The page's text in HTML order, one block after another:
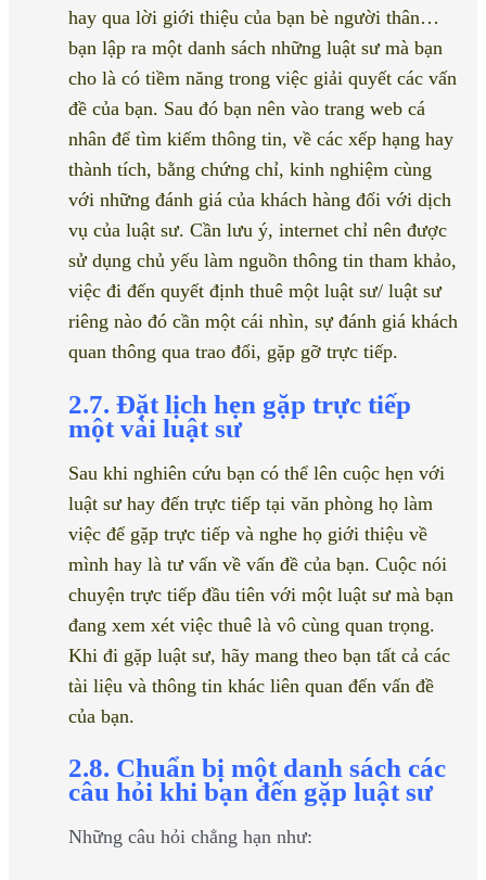
hay qua lời giới thiệu của bạn bè người thân…
bạn lập ra một danh sách những luật sư mà bạn
cho là có tiềm năng trong việc giải quyết các vấn
đề của bạn. Sau đó bạn nên vào trang web cá
nhân để tìm kiếm thông tin, về các xếp hạng hay
thành tích, bằng chứng chỉ, kinh nghiệm cùng
với những đánh giá của khách hàng đối với dịch
vụ của luật sư. Cần lưu ý, internet chỉ nên được
sử dụng chủ yếu làm nguồn thông tin tham khảo,
việc đi đến quyết định thuê một luật sư/ luật sư
riêng nào đó cần một cái nhìn, sự đánh giá khách
quan thông qua trao đổi, gặp gỡ trực tiếp.
2.7. Đặt lịch hẹn gặp trực tiếp
một vài luật sư
Sau khi nghiên cứu bạn có thể lên cuộc hẹn với
luật sư hay đến trực tiếp tại văn phòng họ làm
việc để gặp trực tiếp và nghe họ giới thiệu về
mình hay là tư vấn về vấn đề của bạn. Cuộc nói
chuyện trực tiếp đầu tiên với một luật sư mà bạn
đang xem xét việc thuê là vô cùng quan trọng.
Khi đi gặp luật sư, hãy mang theo bạn tất cả các
tài liệu và thông tin khác liên quan đến vấn đề
của bạn.
2.8. Chuẩn bị một danh sách các
câu hỏi khi bạn đến gặp luật sư
Những câu hỏi chẳng hạn như: